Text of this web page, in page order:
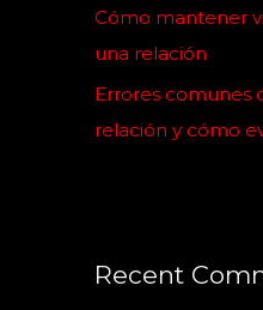
Cómo mantener
una relación
Errores comunes
relación y cómo
Recent